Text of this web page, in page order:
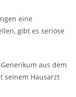
eine
gibt es seriöse
aus dem
seinem Hausarzt